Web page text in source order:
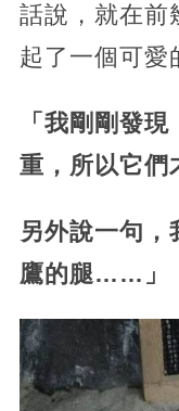
話說，就在前
起了一個可愛
「我剛剛發
重，所以它們
另外說一句
鷹的腿……」